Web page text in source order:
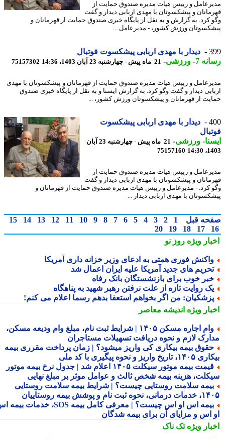
و رییس هیات مدیره صندوق حمایت از
و پیشکسوتان با مهدی اربابی دیدار و گفت
کرد. به گزارش و به نقل از پایگاه خبری صندوق حمایت از قهرمانان و
ورزش کشور، - مدیرعامل ...
دیدار با مهدی اربابی پیشکسوت فوتبال
7
-ورزشی-21 ماه پیش - چهارشنبه 23 آبان 1403، 14:36 75157302
و رییس هیات مدیره صندوق حمایت از قهرمانان و پیشکسوتان با مهدی
دیدار و گفت وگو کرد. به گزارش ایسنا و به نقل از پایگاه خبری صندوق
از قهرمانان و پیشکسوتان ورزش کشور، ...
دیدار با مهدی اربابی پیشکسوت
-ورزشی-
21 ماه پیش - چهارشنبه 23 آبان
75157160
و رییس هیات مدیره صندوق حمایت از
و پیشکسوتان با مهدی اربابی دیدار و گفت
کرد. - مدیرعامل و رییس هیات مدیره صندوق حمایت از قهرمانان و
با مهدی اربابی دیدار ...
قبل 1
2
3
4
5
6
7
8
9
10
11
12
13
14
15
17
18
19
20
ویژهروز نو
فوری همتی به ادعای وزیر خزانه داری آمریکا
های جدید آمریکا علیه ایران اعمال شد
خوب برای بازنشستگان بانک رفاه
روایت تازه از علت نرفتن رهبر شهید به پناهگاه
من اگر بخواهم استعفا بدهم رسما اعلام می کنم!
ویژهاندیشه معاصر
وام اجاره مسکن ۱۴۰۵ | شرایط ثبت نام، مبلغ وام ودیعه مسکن،
لازم و نحوه دریافت تسهیلات مستاجران
بیمه بیکاری کی واریز میشود؟ | زمان پرداخت مقرری بیمه
واریز و نحوه پیگیری با کد ملی
قیمت بیمه موتور سیکلت ۱۴۰۵ اعلام شد | جدول نرخ بیمه موتور
هزینه بیمه شخص ثالث و عوامل موثر بر مبلغ نهایی
سلامت روستایی چیست؟ | شرایط بیمه سلامت روستایی
نام و پوشش بیمه روستاییان
بیمه اس او اس چیست؟ | معرفی کامل بیمه SOS، خدمات بیمه اس
اس و مزایای آن برای بیمه شدگان
ویژهتک ناک